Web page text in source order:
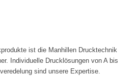
ist die Manhillen Drucktechnik
Individuelle Drucklösungen von A bis
sind unsere Expertise.